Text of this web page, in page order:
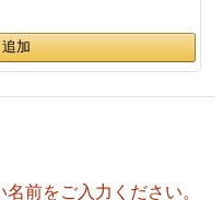
前をご入力ください。